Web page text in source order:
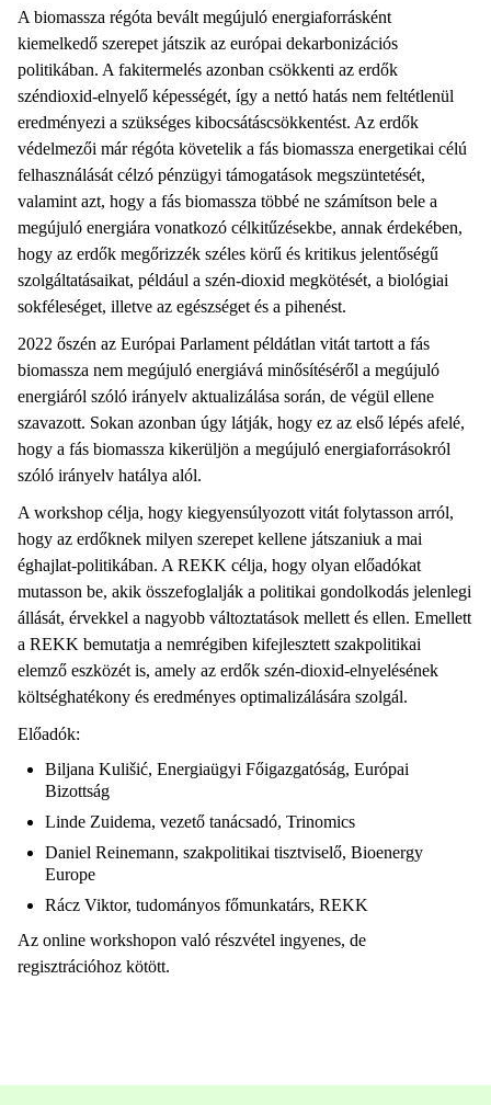
A biomassza régóta bevált megújuló energiaforrásként
kiemelkedő szerepet játszik az európai dekarbonizációs
politikában. A fakitermelés azonban csökkenti az erdők
széndioxid-elnyelő képességét, így a nettó hatás nem feltétlenül
eredményezi a szükséges kibocsátáscsökkentést. Az erdők
védelmezői már régóta követelik a fás biomassza energetikai célú
felhasználását célzó pénzügyi támogatások megszüntetését,
valamint azt, hogy a fás biomassza többé ne számítson bele a
megújuló energiára vonatkozó célkitűzésekbe, annak érdekében,
hogy az erdők megőrizzék széles körű és kritikus jelentőségű
szolgáltatásaikat, például a szén-dioxid megkötését, a biológiai
sokféleséget, illetve az egészséget és a pihenést.
2022 őszén az Európai Parlament példátlan vitát tartott a fás
biomassza nem megújuló energiává minősítéséről a megújuló
energiáról szóló irányelv aktualizálása során, de végül ellene
szavazott. Sokan azonban úgy látják, hogy ez az első lépés afelé,
hogy a fás biomassza kikerüljön a megújuló energiaforrásokról
szóló irányelv hatálya alól.
A workshop célja, hogy kiegyensúlyozott vitát folytasson arról,
hogy az erdőknek milyen szerepet kellene játszaniuk a mai
éghajlat-politikában. A REKK célja, hogy olyan előadókat
mutasson be, akik összefoglalják a politikai gondolkodás jelenlegi
állását, érvekkel a nagyobb változtatások mellett és ellen. Emellett
a REKK bemutatja a nemrégiben kifejlesztett szakpolitikai
elemző eszközét is, amely az erdők szén-dioxid-elnyelésének
költséghatékony és eredményes optimalizálására szolgál.
Előadók:
Biljana Kulišić, Energiaügyi Főigazgatóság, Európai
Bizottság
Linde Zuidema, vezető tanácsadó, Trinomics
Daniel Reinemann, szakpolitikai tisztviselő, Bioenergy
Europe
Rácz Viktor, tudományos főmunkatárs, REKK
Az online workshopon való részvétel ingyenes, de
regisztrációhoz kötött.